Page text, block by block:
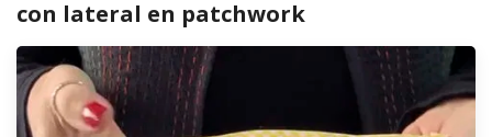
con lateral en patchwork